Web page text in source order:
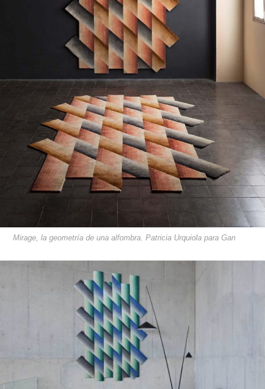
Mirage, la geometría de una alfombra. Patricia Urquiola para Gan